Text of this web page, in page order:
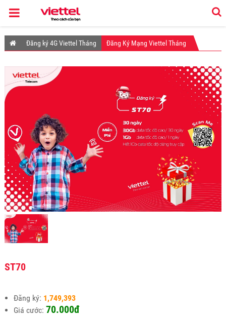
Đăng ký 4G Viettel Tháng Đăng Ký Mạng Viettel Tháng
ST70
Đăng ký: 1,749,393
Giá cước: 70.000đ